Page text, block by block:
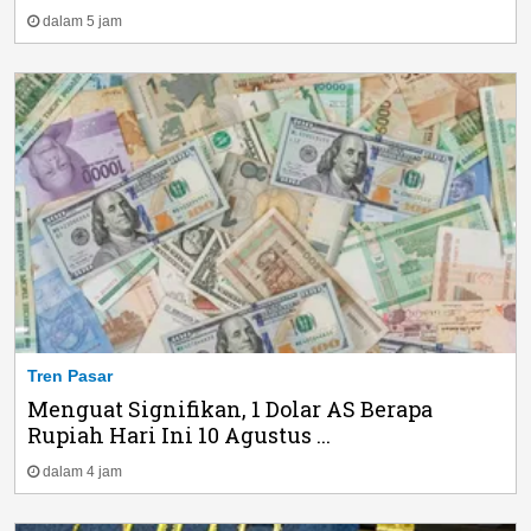
dalam 5 jam
Tren Pasar
Menguat Signifikan, 1 Dolar AS Berapa
Rupiah Hari Ini 10 Agustus ...
dalam 4 jam